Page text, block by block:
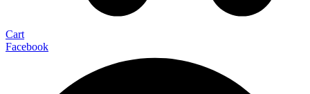
Cart
Facebook